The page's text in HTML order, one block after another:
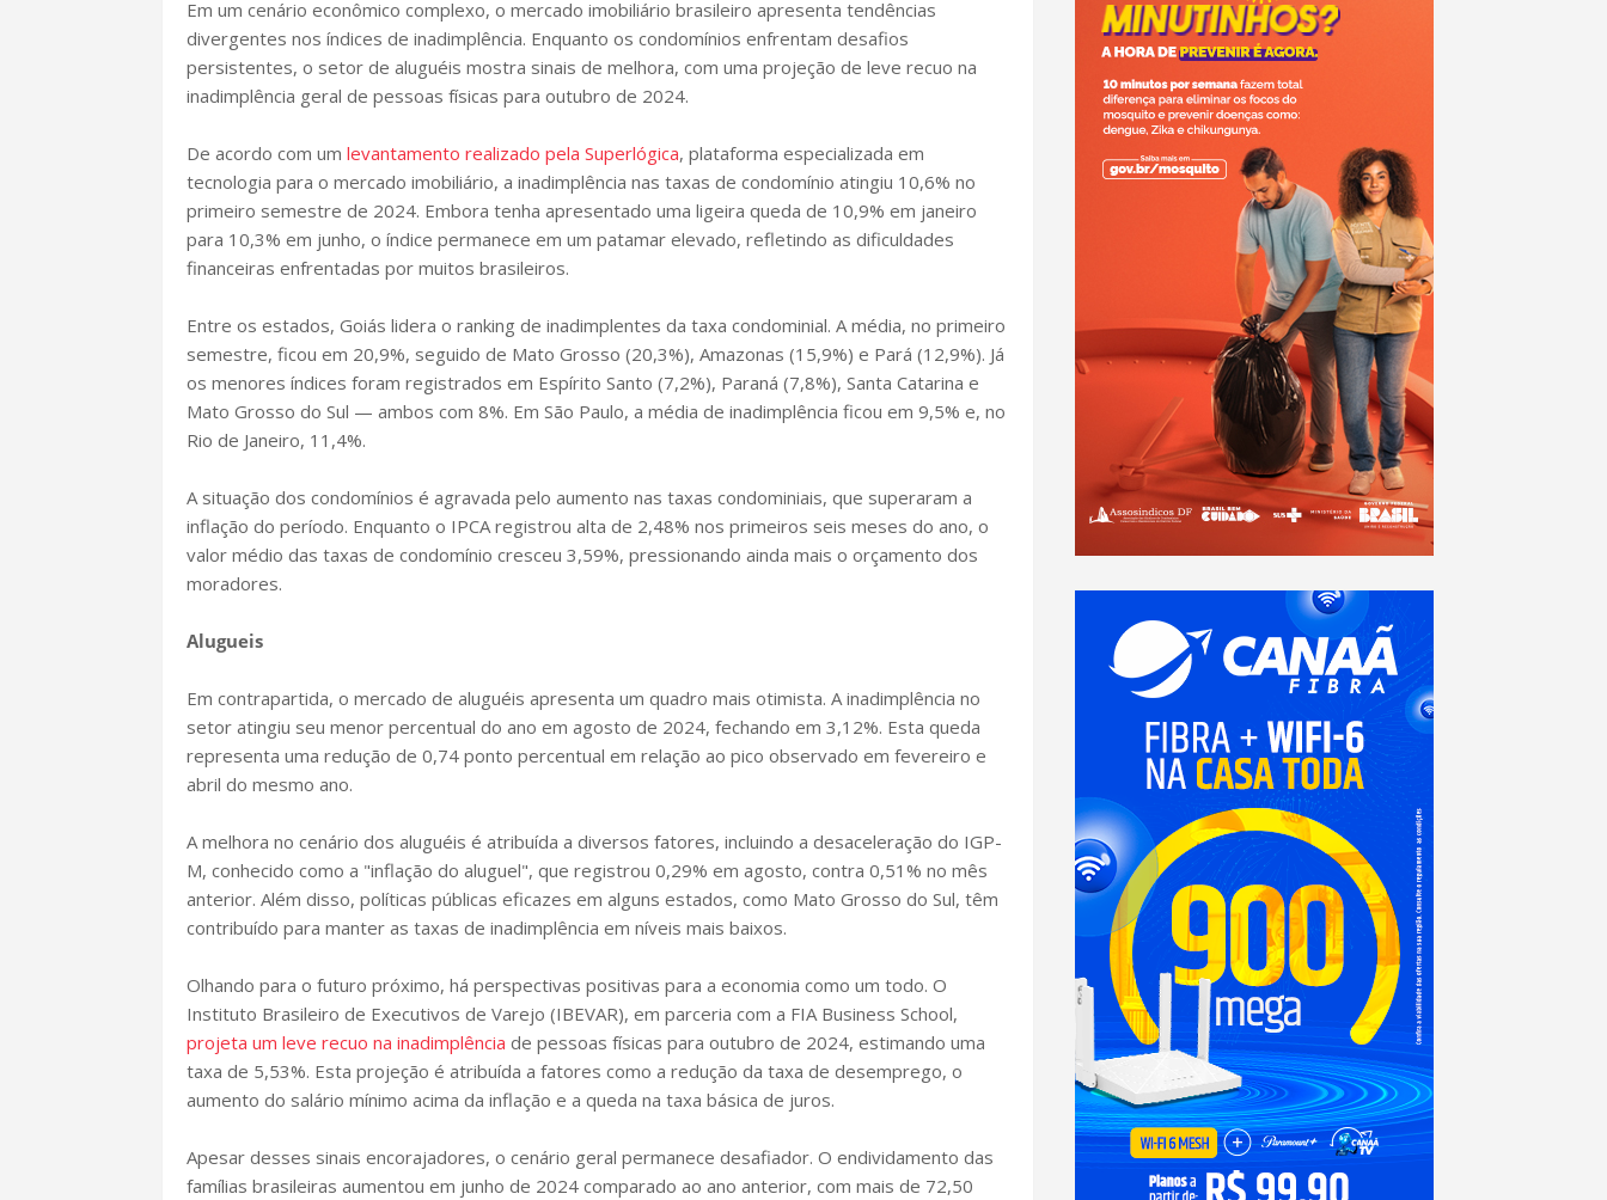
Em um cenário econômico complexo, o mercado imobiliário brasileiro apresenta tendências
divergentes nos índices de inadimplência. Enquanto os condomínios enfrentam desafios
persistentes, o setor de aluguéis mostra sinais de melhora, com uma projeção de leve recuo na
inadimplência geral de pessoas físicas para outubro de 2024.
De acordo com um levantamento realizado pela Superlógica, plataforma especializada em
tecnologia para o mercado imobiliário, a inadimplência nas taxas de condomínio atingiu 10,6% no
primeiro semestre de 2024. Embora tenha apresentado uma ligeira queda de 10,9% em janeiro
para 10,3% em junho, o índice permanece em um patamar elevado, refletindo as dificuldades
financeiras enfrentadas por muitos brasileiros.
Entre os estados, Goiás lidera o ranking de inadimplentes da taxa condominial. A média, no primeiro
semestre, ficou em 20,9%, seguido de Mato Grosso (20,3%), Amazonas (15,9%) e Pará (12,9%). Já
os menores índices foram registrados em Espírito Santo (7,2%), Paraná (7,8%), Santa Catarina e
Mato Grosso do Sul — ambos com 8%. Em São Paulo, a média de inadimplência ficou em 9,5% e, no
Rio de Janeiro, 11,4%.
A situação dos condomínios é agravada pelo aumento nas taxas condominiais, que superaram a
inflação do período. Enquanto o IPCA registrou alta de 2,48% nos primeiros seis meses do ano, o
valor médio das taxas de condomínio cresceu 3,59%, pressionando ainda mais o orçamento dos
moradores.
Alugueis
Em contrapartida, o mercado de aluguéis apresenta um quadro mais otimista. A inadimplência no
setor atingiu seu menor percentual do ano em agosto de 2024, fechando em 3,12%. Esta queda
representa uma redução de 0,74 ponto percentual em relação ao pico observado em fevereiro e
abril do mesmo ano.
A melhora no cenário dos aluguéis é atribuída a diversos fatores, incluindo a desaceleração do IGP-
M, conhecido como a "inflação do aluguel", que registrou 0,29% em agosto, contra 0,51% no mês
anterior. Além disso, políticas públicas eficazes em alguns estados, como Mato Grosso do Sul, têm
contribuído para manter as taxas de inadimplência em níveis mais baixos.
Olhando para o futuro próximo, há perspectivas positivas para a economia como um todo. O
Instituto Brasileiro de Executivos de Varejo (IBEVAR), em parceria com a FIA Business School,
projeta um leve recuo na inadimplência de pessoas físicas para outubro de 2024, estimando uma
taxa de 5,53%. Esta projeção é atribuída a fatores como a redução da taxa de desemprego, o
aumento do salário mínimo acima da inflação e a queda na taxa básica de juros.
Apesar desses sinais encorajadores, o cenário geral permanece desafiador. O endividamento das
famílias brasileiras aumentou em junho de 2024 comparado ao ano anterior, com mais de 72,50